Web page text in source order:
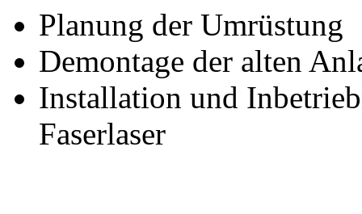
Planung der Umrüstung
Demontage der alten
Installation und
Faserlaser